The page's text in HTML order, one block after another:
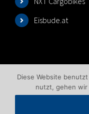
Eisbude.at
Diese Website
nutzt, gehen wir